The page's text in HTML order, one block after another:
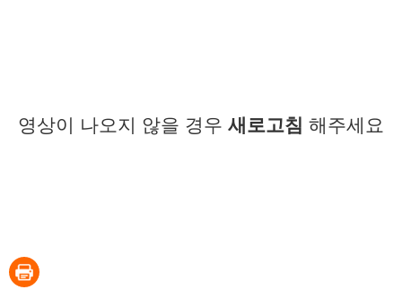
영상이 나오지 않을 경우 새로고침 해주세요